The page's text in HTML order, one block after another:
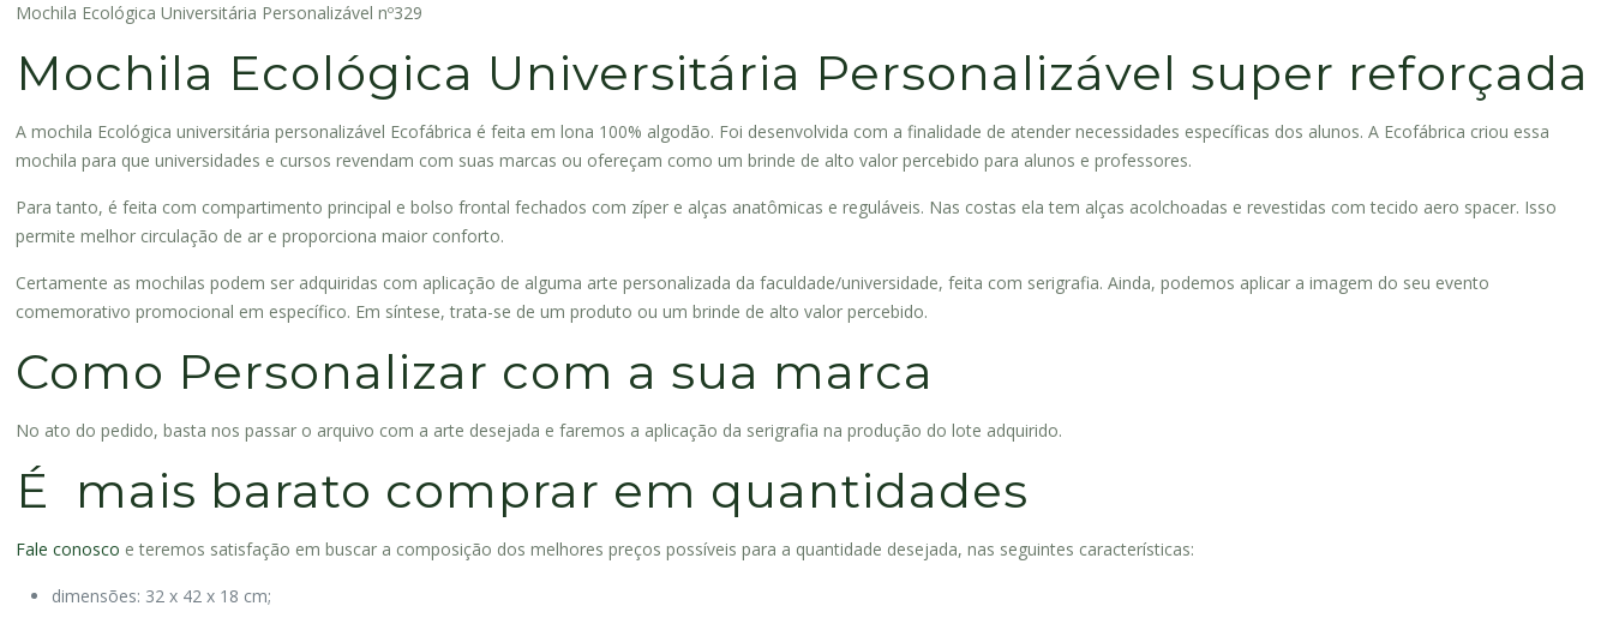
Mochila Ecológica Universitária Personalizável nº329
Mochila Ecológica Universitária Personalizável super reforçada
A mochila Ecológica universitária personalizável Ecofábrica é feita em lona 100% algodão. Foi desenvolvida com a finalidade de atender necessidades específicas dos alunos. A Ecofábrica criou essa
mochila para que universidades e cursos revendam com suas marcas ou ofereçam como um brinde de alto valor percebido para alunos e professores.
Para tanto, é feita com compartimento principal e bolso frontal fechados com zíper e alças anatômicas e reguláveis. Nas costas ela tem alças acolchoadas e revestidas com tecido aero spacer. Isso
permite melhor circulação de ar e proporciona maior conforto.
Certamente as mochilas podem ser adquiridas com aplicação de alguma arte personalizada da faculdade/universidade, feita com serigrafia. Ainda, podemos aplicar a imagem do seu evento
comemorativo promocional em específico. Em síntese, trata-se de um produto ou um brinde de alto valor percebido.
Como Personalizar com a sua marca
No ato do pedido, basta nos passar o arquivo com a arte desejada e faremos a aplicação da serigrafia na produção do lote adquirido.
É mais barato comprar em quantidades
Fale conosco e teremos satisfação em buscar a composição dos melhores preços possíveis para a quantidade desejada, nas seguintes características:
dimensões: 32 x 42 x 18 cm;